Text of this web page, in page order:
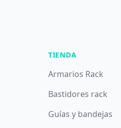
TIENDA
Armarios Rack
Bastidores rack
Guías y bandejas